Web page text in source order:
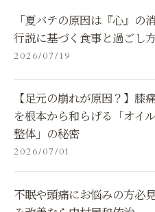
「夏バテの原因は『心』の
行説に基づく食事と過ごし方
2026/07/19
【足元の崩れが原因？】膝
を根本から和らげる「オイ
整体」の秘密
2026/07/01
不眠や頭痛にお悩みの方必